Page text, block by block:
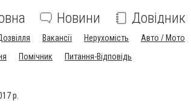
Новини Довідник
Вакансії Нерухомість Авто / Мото
Помічник Питання-Відповідь
р.